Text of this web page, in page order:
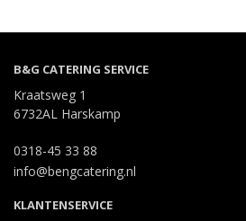
B&G CATERING SERVICE
Kraatsweg 1
6732AL Harskamp
0318-45 33 88
info@bengcatering.nl
KLANTENSERVICE